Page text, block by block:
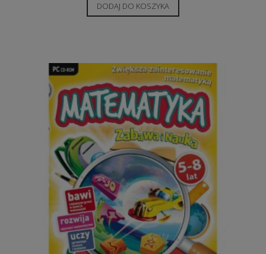
DODAJ DO KOSZYKA